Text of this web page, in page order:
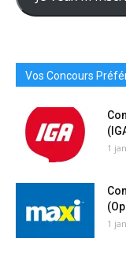
Ici
Vos Concours
1
1